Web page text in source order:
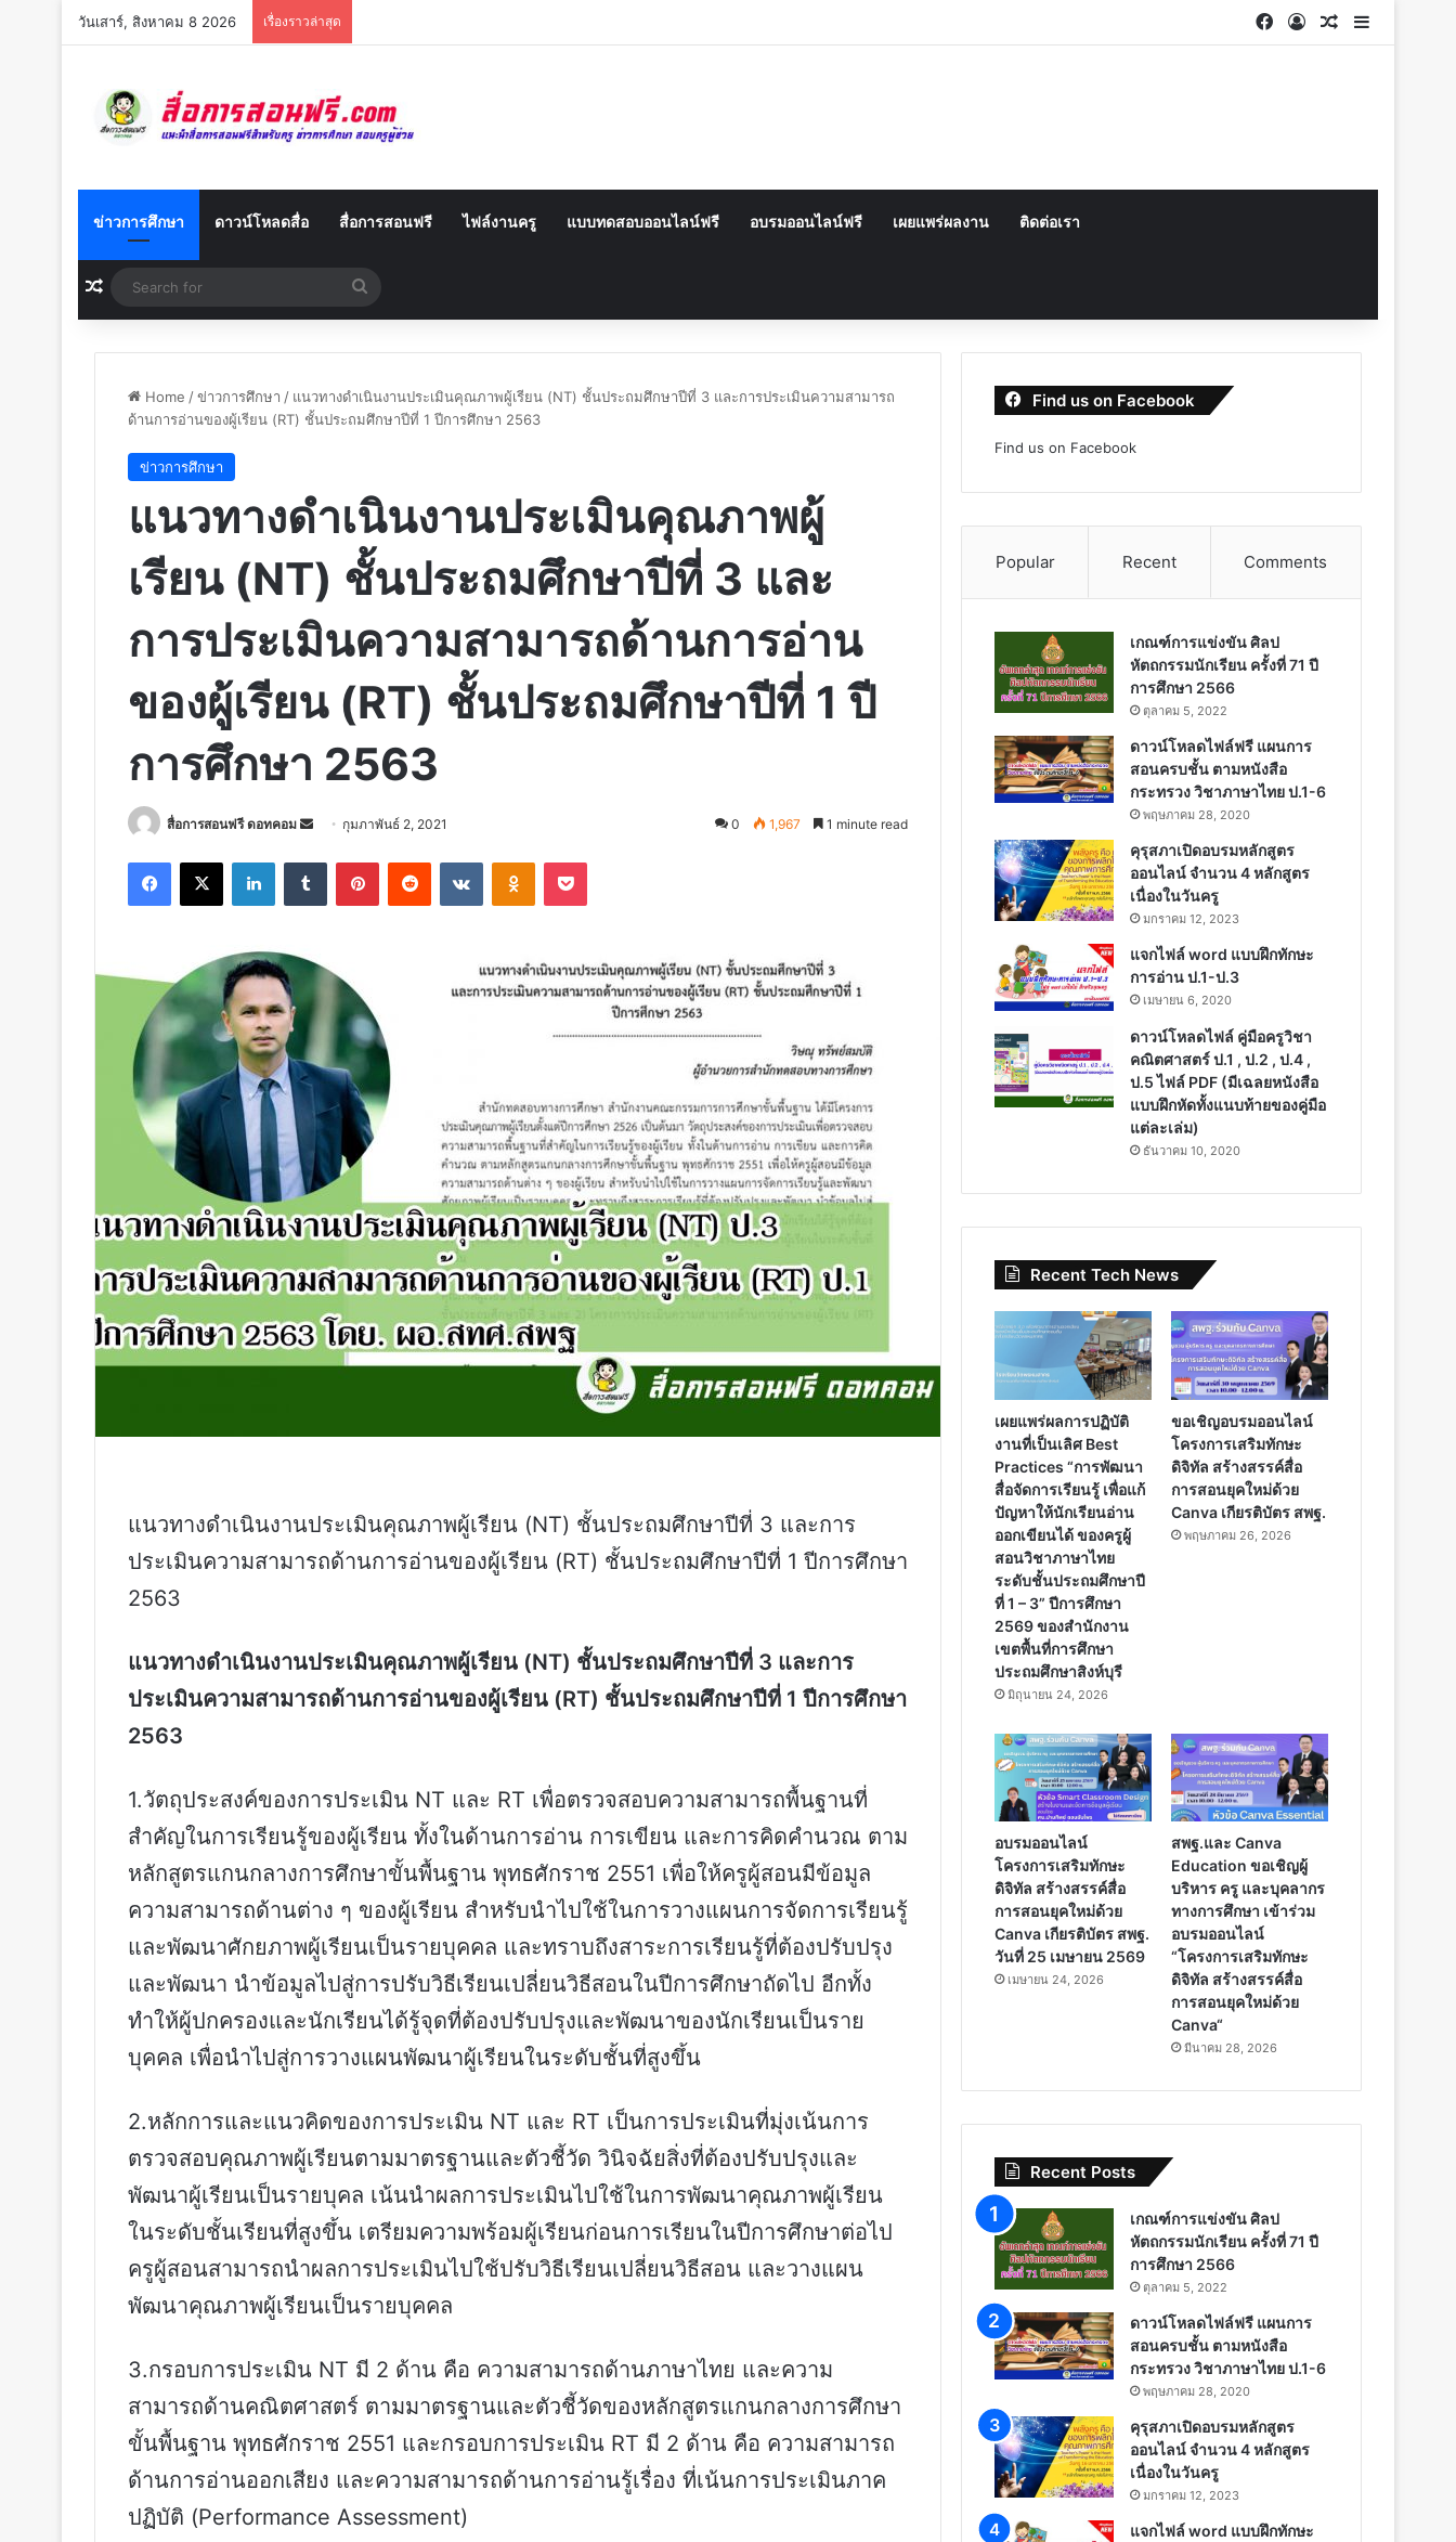
วันเสาร์, สิงหาคม 8 2026 เรื่องราวล่าสุด Facebook
Log InRandom
Sidebar
ข่าวการศึกษา ดาวน์โหลดสื่อ สื่อการสอนฟรี ไฟล์งานครู แบบทดสอบออนไลน์ฟรี อบรมออนไลน์ฟรี เผยแพร่ผลงาน ติดต่อเรา
Random Article
for
Home /ข่าวการศึกษา / แนวทางดำเนินงานประเมินคุณภาพผู้เรียน (NT) ชั้นประถมศึกษาปีที่ 3 และการประเมินความสามารถ
ด้านการอ่านของผู้เรียน (RT) ชั้นประถมศึกษาปีที่ 1 ปีการศึกษา 2563
ข่าวการศึกษา
แนวทางดำเนินงานประเมินคุณภาพผู้
เรียน (NT) ชั้นประถมศึกษาปีที่ 3 และ
การประเมินความสามารถด้านการอ่าน
ของผู้เรียน (RT) ชั้นประถมศึกษาปีที่ 1 ปี
การศึกษา 2563
สื่อการสอนฟรี ดอทคอม
Send กุมภาพันธ์ 2, 2021 0 1,967 1 minute read
Facebook
X LinkedInTumblr PinterestReddit VKontakteOdnoklassniki
Pocket
แนวทางดำเนินงานประเมินคุณภาพผู้เรียน (NT) ชั้นประถมศึกษาปีที่ 3 และการ
ประเมินความสามารถด้านการอ่านของผู้เรียน (RT) ชั้นประถมศึกษาปีที่ 1 ปีการศึกษา
2563
แนวทางดำเนินงานประเมินคุณภาพผู้เรียน (NT) ชั้นประถมศึกษาปีที่ 3 และการ
ประเมินความสามารถด้านการอ่านของผู้เรียน (RT) ชั้นประถมศึกษาปีที่ 1 ปีการศึกษา
2563
1.วัตถุประสงค์ของการประเมิน NT และ RT เพื่อตรวจสอบความสามารถพื้นฐานที่
สำคัญในการเรียนรู้ของผู้เรียน ทั้งในด้านการอ่าน การเขียน และการคิดคำนวณ ตาม
หลักสูตรแกนกลางการศึกษาขั้นพื้นฐาน พุทธศักราช 2551 เพื่อให้ครูผู้สอนมีข้อมูล
ความสามารถด้านต่าง ๆ ของผู้เรียน สำหรับนำไปใช้ในการวางแผนการจัดการเรียนรู้
และพัฒนาศักยภาพผู้เรียนเป็นรายบุคคล และทราบถึงสาระการเรียนรู้ที่ต้องปรับปรุง
และพัฒนา นำข้อมูลไปสู่การปรับวิธีเรียนเปลี่ยนวิธีสอนในปีการศึกษาถัดไป อีกทั้ง
ทำให้ผู้ปกครองและนักเรียนได้รู้จุดที่ต้องปรับปรุงและพัฒนาของนักเรียนเป็นราย
บุคคล เพื่อนำไปสู่การวางแผนพัฒนาผู้เรียนในระดับชั้นที่สูงขึ้น
2.หลักการและแนวคิดของการประเมิน NT และ RT เป็นการประเมินที่มุ่งเน้นการ
ตรวจสอบคุณภาพผู้เรียนตามมาตรฐานและตัวชี้วัด วินิจฉัยสิ่งที่ต้องปรับปรุงและ
พัฒนาผู้เรียนเป็นรายบุคล เน้นนำผลการประเมินไปใช้ในการพัฒนาคุณภาพผู้เรียน
ในระดับชั้นเรียนที่สูงขึ้น เตรียมความพร้อมผู้เรียนก่อนการเรียนในปีการศึกษาต่อไป
ครูผู้สอนสามารถนำผลการประเมินไปใช้ปรับวิธีเรียนเปลี่ยนวิธีสอน และวางแผน
พัฒนาคุณภาพผู้เรียนเป็นรายบุคคล
3.กรอบการประเมิน NT มี 2 ด้าน คือ ความสามารถด้านภาษาไทย และความ
สามารถด้านคณิตศาสตร์ ตามมาตรฐานและตัวชี้วัดของหลักสูตรแกนกลางการศึกษา
ขั้นพื้นฐาน พุทธศักราช 2551 และกรอบการประเมิน RT มี 2 ด้าน คือ ความสามารถ
ด้านการอ่านออกเสียง และความสามารถด้านการอ่านรู้เรื่อง ที่เน้นการประเมินภาค
ปฏิบัติ (Performance Assessment)
Find us on Facebook
Find us on Facebook
Popular Recent Comments
เกณฑ์การแข่งขัน ศิลป
หัตถกรรมนักเรียน ครั้งที่ 71 ปี
การศึกษา 2566
ตุลาคม 5, 2022
ดาวน์โหลดไฟล์ฟรี แผนการ
สอนครบชั้น ตามหนังสือ
กระทรวง วิชาภาษาไทย ป.1-6
พฤษภาคม 28, 2020
คุรุสภาเปิดอบรมหลักสูตร
ออนไลน์ จำนวน 4 หลักสูตร
เนื่องในวันครู
มกราคม 12, 2023
แจกไฟล์ word แบบฝึกทักษะ
การอ่าน ป.1-ป.3
เมษายน 6, 2020
ดาวน์โหลดไฟล์ คู่มือครูวิชา
คณิตศาสตร์ ป.1 , ป.2 , ป.4 ,
ป.5 ไฟล์ PDF (มีเฉลยหนังสือ
แบบฝึกหัดทั้งแนบท้ายของคู่มือ
แต่ละเล่ม)
ธันวาคม 10, 2020
Recent Tech News
เผยแพร่ผลการปฏิบัติ
งานที่เป็นเลิศ Best
Practices “การพัฒนา
สื่อจัดการเรียนรู้ เพื่อแก้
ปัญหาให้นักเรียนอ่าน
ออกเขียนได้ ของครูผู้
สอนวิชาภาษาไทย
ระดับชั้นประถมศึกษาปี
ที่ 1 – 3” ปีการศึกษา
2569 ของสำนักงาน
เขตพื้นที่การศึกษา
ประถมศึกษาสิงห์บุรี
มิถุนายน 24, 2026
ขอเชิญอบรมออนไลน์
โครงการเสริมทักษะ
ดิจิทัล สร้างสรรค์สื่อ
การสอนยุคใหม่ด้วย
Canva เกียรติบัตร สพฐ.
พฤษภาคม 26, 2026
อบรมออนไลน์
โครงการเสริมทักษะ
ดิจิทัล สร้างสรรค์สื่อ
การสอนยุคใหม่ด้วย
Canva เกียรติบัตร สพฐ.
วันที่ 25 เมษายน 2569
เมษายน 24, 2026
สพฐ.และ Canva
Education ขอเชิญผู้
บริหาร ครู และบุคลากร
ทางการศึกษา เข้าร่วม
อบรมออนไลน์
“โครงการเสริมทักษะ
ดิจิทัล สร้างสรรค์สื่อ
การสอนยุคใหม่ด้วย
Canva“
มีนาคม 28, 2026
Recent Posts
เกณฑ์การแข่งขัน ศิลป
หัตถกรรมนักเรียน ครั้งที่ 71 ปี
การศึกษา 2566
ตุลาคม 5, 2022
ดาวน์โหลดไฟล์ฟรี แผนการ
สอนครบชั้น ตามหนังสือ
กระทรวง วิชาภาษาไทย ป.1-6
พฤษภาคม 28, 2020
คุรุสภาเปิดอบรมหลักสูตร
ออนไลน์ จำนวน 4 หลักสูตร
เนื่องในวันครู
มกราคม 12, 2023
แจกไฟล์ word แบบฝึกทักษะ